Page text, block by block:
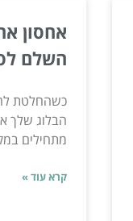
אחסון
השלם
כשהחלטת
הבלוג שלך
מתחילים
קרא עוד »